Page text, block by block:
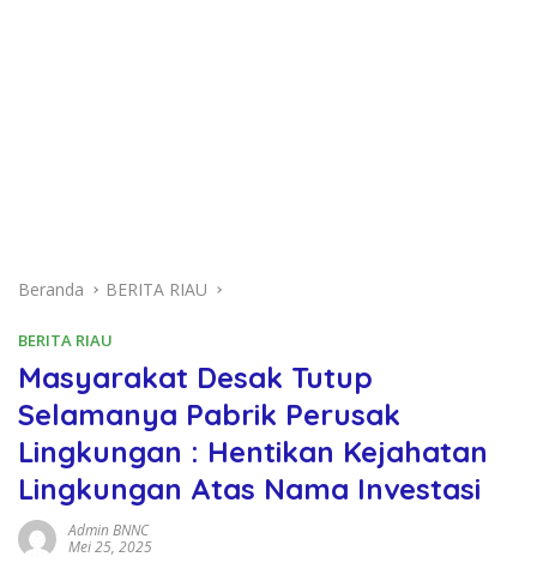
Beranda BERITA RIAU
BERITA RIAU
Masyarakat Desak Tutup
Selamanya Pabrik Perusak
Lingkungan : Hentikan Kejahatan
Lingkungan Atas Nama Investasi
Admin BNNC
Mei 25, 2025